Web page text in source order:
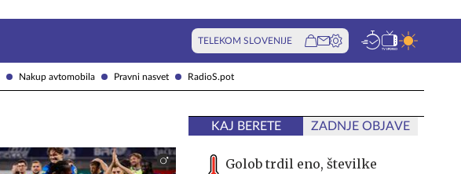
Nakup avtomobila Pravni nasvet RadioS.pot
TELEKOM SLOVENIJE
KAJ BERETE ZADNJE OBJAVE
Golob trdil eno, številke